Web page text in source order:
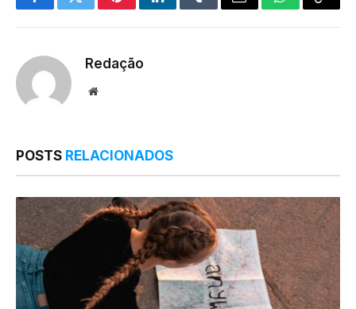
FacebookTwitterPinterestLinkedInTumblrEmail WhatsApp
Copy
Redação
Website
POSTS RELACIONADOS